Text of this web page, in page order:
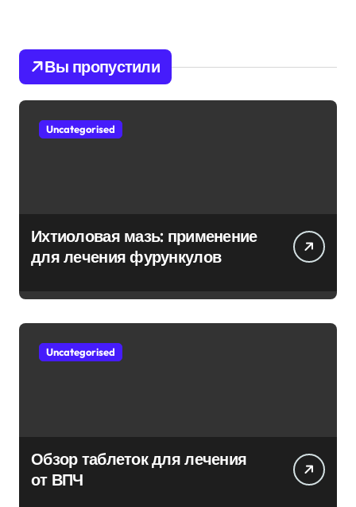
Вы пропустили
Uncategorised
Ихтиоловая мазь: применение
для лечения фурункулов
Uncategorised
Обзор таблеток для лечения
от ВПЧ